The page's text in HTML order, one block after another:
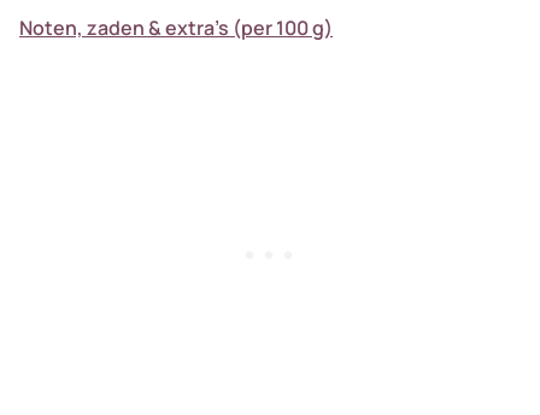
Noten, zaden & extra’s (per 100 g)